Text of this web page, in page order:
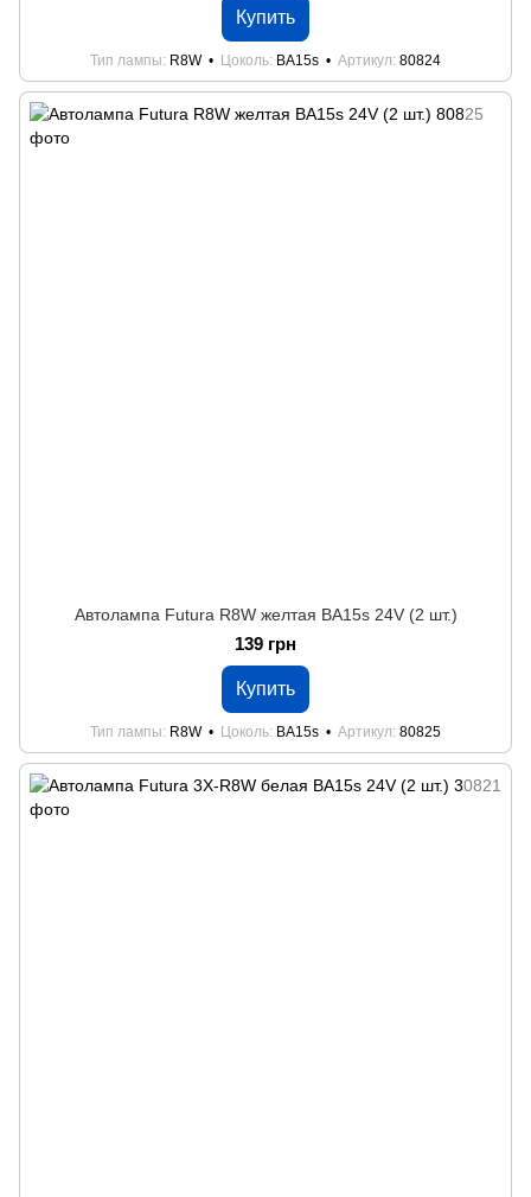
Купить
Тип лампы R8W Цоколь BA15s Артикул 80824
Автолампа Futura R8W желтая BA15s 24V (2 шт.)
139 грн
Купить
Тип лампы R8W Цоколь BA15s Артикул 80825